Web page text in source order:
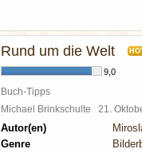
Rund um die Welt
9,0
Buch-Tipps
Michael Brinkschulte 21.
Autor(en)
Genre